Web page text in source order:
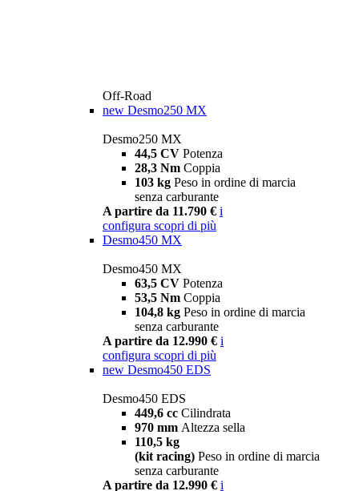
Off-Road
new Desmo250 MX
Desmo250 MX
44,5 CV Potenza
28,3 Nm Coppia
103 kg Peso in ordine di marcia
senza carburante
A partire da 11.790 € i
configura scopri di più
Desmo450 MX
Desmo450 MX
63,5 CV Potenza
53,5 Nm Coppia
104,8 kg Peso in ordine di marcia
senza carburante
A partire da 12.990 € i
configura scopri di più
new Desmo450 EDS
Desmo450 EDS
449,6 cc Cilindrata
970 mm Altezza sella
110,5 kg
(kit racing) Peso in ordine di marcia
senza carburante
A partire da 12.990 € i